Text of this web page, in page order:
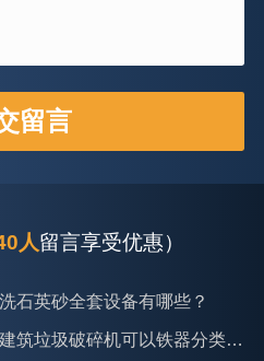
人留言享受优惠）
垃圾破碎机可以铁器分类吗？
50吨的洗砂机有几个型号？